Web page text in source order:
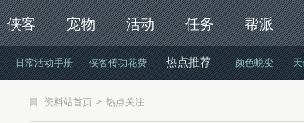
侠客 宠物 活动 任务 帮派
日常活动手册 侠客传功花费 热点推荐 颜色蜕变
资料站首页 > 热点关注